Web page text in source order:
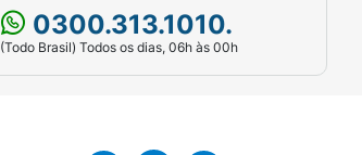
0300.313.1010.
(Todo Brasil) Todos os dias, 06h às 00h